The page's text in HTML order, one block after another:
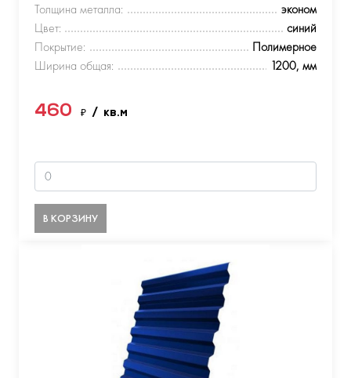
Толщина металла:
эконом
Цвет:
синий
Покрытие:
Полимерное
Ширина общая:
1200, мм
460 ₽ / кв.м
В КОРЗИНУ